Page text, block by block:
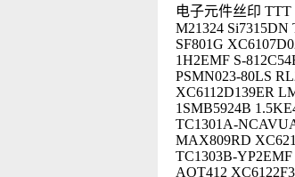
电子元件丝印 TTT
M21324
SF801G
1H2EMF S-
PSMN023-80LS
XC6112D139ER
1SMB5924B
TC1301A-
MAX809RD
TC1303B-
AOT412